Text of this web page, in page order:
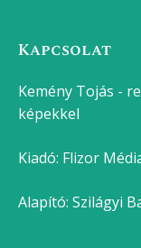
Kapcsolat
Kemény Tojás -
képekkel
Kiadó: Flizor
Alapító: Szilágyi